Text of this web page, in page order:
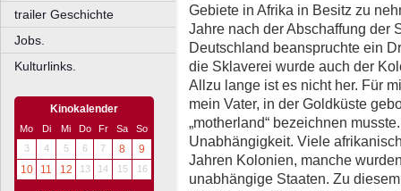
trailer Geschichte
Jobs.
Kulturlinks.
Kinokalender
Mo Di Mi Do Fr Sa
So
3
4 5 6 7 8
9
10
11 12 13 14 15 16
Gebiete in Afrika in Besitz zu
Jahre nach der Abschaffung der
Deutschland beanspruchte ein
die Sklaverei wurde auch der
Allzu lange ist es nicht her. Für
mein Vater, in der Goldküste
„motherland“ bezeichnen
Unabhängigkeit. Viele
Jahren Kolonien, manche
unabhängige Staaten. Zu